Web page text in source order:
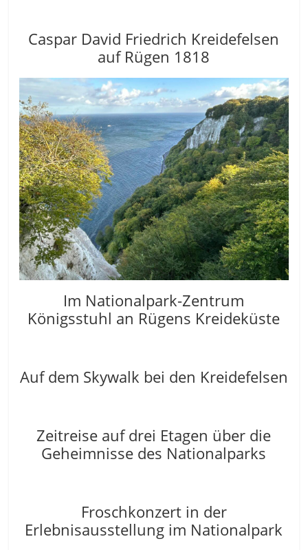
Caspar David Friedrich Kreidefelsen
auf Rügen 1818
Im Nationalpark-Zentrum
Königsstuhl an Rügens Kreideküste
Auf dem Skywalk bei den Kreidefelsen
Zeitreise auf drei Etagen über die
Geheimnisse des Nationalparks
Froschkonzert in der
Erlebnisausstellung im Nationalpark